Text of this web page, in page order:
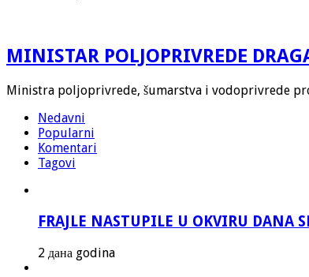
MINISTAR POLJOPRIVREDE
Ministra poljoprivrede, šumarstva i vodoprivrede
Nedavni
Popularni
Komentari
Tagovi
FRAJLE NASTUPILE U OKVIRU DANA
2 дана godina